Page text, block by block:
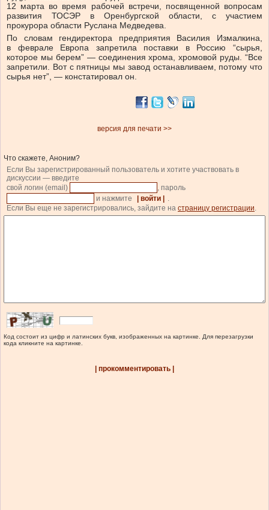
12 марта во время рабочей встречи, посвященной вопросам
развития ТОСЭР в Оренбургской области, с участием
прокурора области Руслана Медведева.
По словам гендиректора предприятия Василия Измалкина,
в феврале Европа запретила поставки в Россию “сырья,
которое мы берем” — соединения хрома, хромовой руды. “Все
запретили. Вот с пятницы мы завод останавливаем, потому что
сырья нет”, — констатировал он.
версия для печати >>
Что скажете, Аноним?
Если Вы зарегистрированный пользователь и хотите участвовать в
дискуссии — введите
свой логин (email)
, пароль
и нажмите
| войти |
.
Если Вы еще не зарегистрировались, зайдите на страницу регистрации.
Код состоит из цифр и латинских букв, изображенных на картинке. Для перезагрузки
кода кликните на картинке.
| прокомментировать |